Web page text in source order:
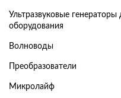
Ультразвуковые
оборудования
Волноводы
Преобразователи
Микролайф